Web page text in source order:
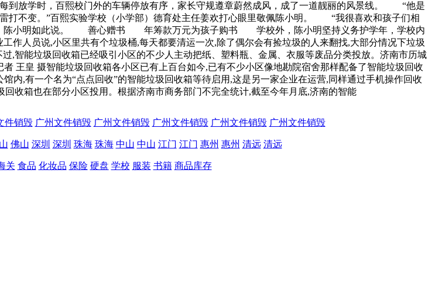
放学时，百熙校门外的车辆停放有序，家长守规遵章蔚然成风，成了一道靓丽的风景线。 “他是
打不变。”百熙实验学校（小学部）德育处主任姜欢打心眼里敬佩陈小明。 “我很喜欢和孩子们相
，陈小明如此说。 善心赠书 年筹款万元为孩子购书 学校外，陈小明坚持义务护学年，学校内
人员说,小区里共有个垃圾桶,每天都要清运一次,除了偶尔会有捡垃圾的人来翻找,大部分情况下垃圾
,智能垃圾回收箱已经吸引小区的不少人主动把纸、塑料瓶、金属、衣服等废品分类投放。济南市历城
王皇 摄智能垃圾回收箱各小区已有上百台如今,已有不少小区像地勘院宿舍那样配备了智能垃圾回收
内,有一个名为“点点回收”的智能垃圾回收箱等待启用,这是另一家企业在运营,同样通过手机操作回收
收箱也在部分小区投用。根据济南市商务部门不完全统计,截至今年月底,济南的智能
件销毁 广州文件销毁 广州文件销毁 广州文件销毁 广州文件销毁 广州文件销毁
佛山 深圳 深圳 珠海 珠海 中山 中山 江门 江门 惠州 惠州 清远 清远
关 食品 化妆品 保险 硬盘 学校 服装 书籍 商品库存